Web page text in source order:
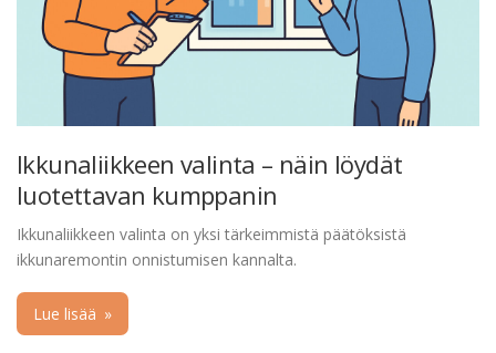
Ikkunaliikkeen valinta – näin löydät
luotettavan kumppanin
Ikkunaliikkeen valinta on yksi tärkeimmistä päätöksistä
ikkunaremontin onnistumisen kannalta.
Lue lisää »